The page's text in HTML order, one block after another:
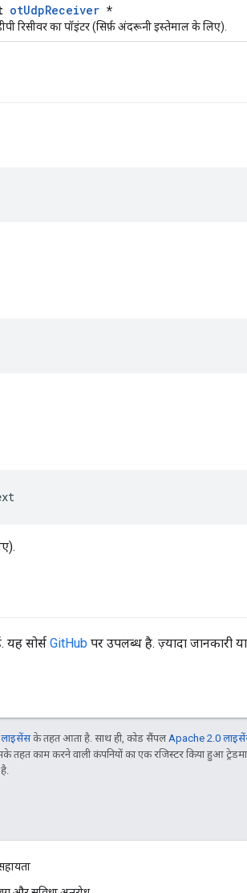
otUdpReceiver *
रिसीवर का पॉइंटर (सिर्फ़ अंदरूनी इस्तेमाल के लिए).
सोर्स GitHub पर उपलब्ध है. ज़्यादा जानकारी
लाइसेंसके तहत आता है. साथ ही, कोड सैंपलApache 2.0
काम करने वाली कंपनियों का एक रजिस्टर किया हुआ